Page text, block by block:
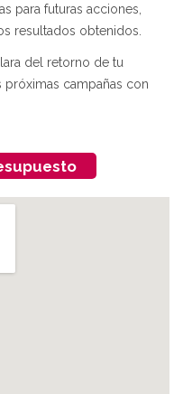
para futuras acciones,
resultados obtenidos.
del retorno de tu
próximas campañas con